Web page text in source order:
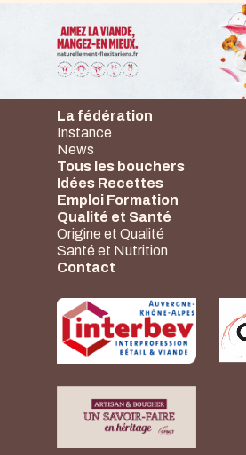
La fédération
Instance
News
Tous les bouchers
Idées Recettes
Emploi Formation
Qualité et Santé
Origine et Qualité
Santé et Nutrition
Contact